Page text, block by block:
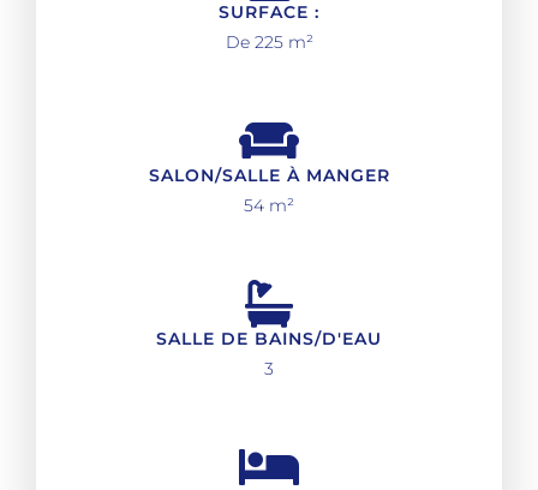
SURFACE :
De 225 m²
SALON/SALLE À MANGER
54 m²
SALLE DE BAINS/D'EAU
3